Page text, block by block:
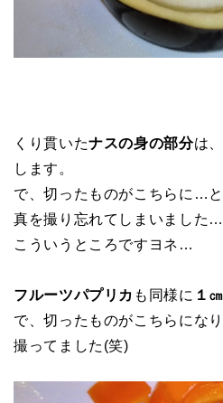
くり貫いたナスの身の部分は、
します。
で、切ったものがこちらに…
真を撮り忘れてしまいました…
こういうところですヨネ…
フルーツパプリカ も同様に １
で、切ったものがこちらにな
撮ってました(笑)